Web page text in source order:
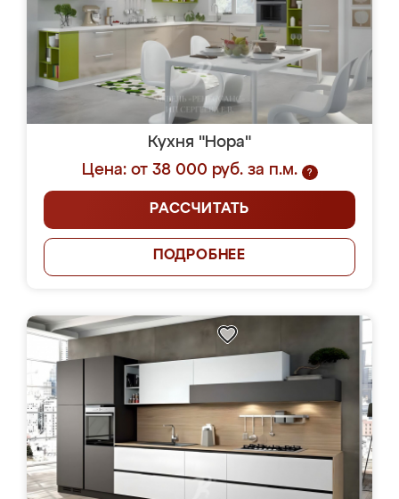
Кухня "Нора"
Цена: от 38 000 руб. за п.м.
?
РАССЧИТАТЬ
ПОДРОБНЕЕ